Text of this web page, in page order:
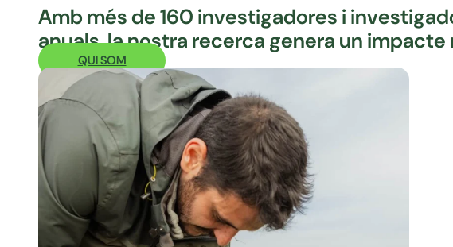
Amb més de 160 investigadores i
anuals, la nostra recerca genera un impacte
QUI SOM